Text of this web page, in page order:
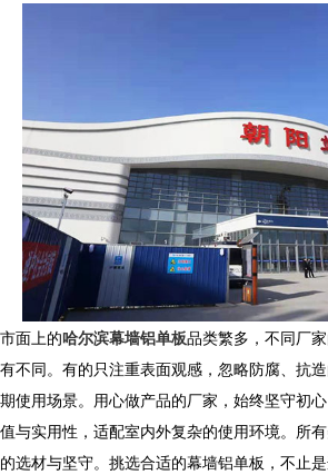
市面上的哈尔滨幕墙铝单板品类繁多，不同厂
有不同。有的只注重表面观感，忽略防腐、抗
期使用场景。用心做产品的厂家，始终坚守初
值与实用性，适配室内外复杂的使用环境。所
的选材与坚守。挑选合适的幕墙铝单板，不止